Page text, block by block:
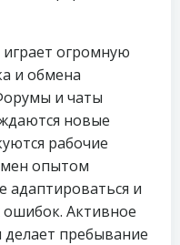
огромную
и обмена
и чаты
новые
рабочие
опытом
адаптироваться и
ошибок. Активное
пребывание